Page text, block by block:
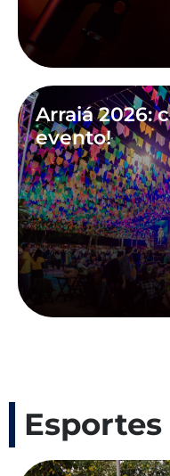
Arraiá 2026:
evento!
Esportes